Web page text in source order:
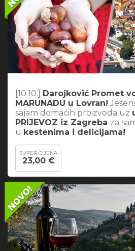
[10.10.]
Darojković Promet
MARUNADU u Lovran!
sajam domaćih proizvoda uz
PRIJEVOZ iz Zagreba za
u kestenima i delicijama!
SUPER CIJENA
23,00 €